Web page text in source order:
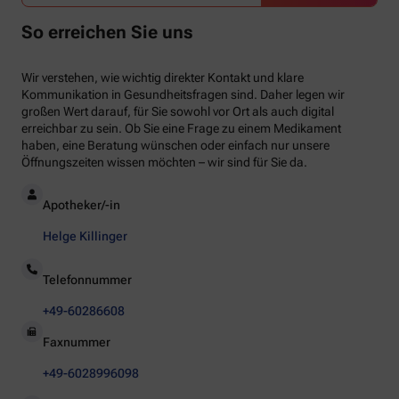
So erreichen Sie uns
Wir verstehen, wie wichtig direkter Kontakt und klare
Kommunikation in Gesundheitsfragen sind. Daher legen wir
großen Wert darauf, für Sie sowohl vor Ort als auch digital
erreichbar zu sein. Ob Sie eine Frage zu einem Medikament
haben, eine Beratung wünschen oder einfach nur unsere
Öffnungszeiten wissen möchten – wir sind für Sie da.
Apotheker/-in
Helge Killinger
Telefonnummer
+49-60286608
Faxnummer
+49-6028996098